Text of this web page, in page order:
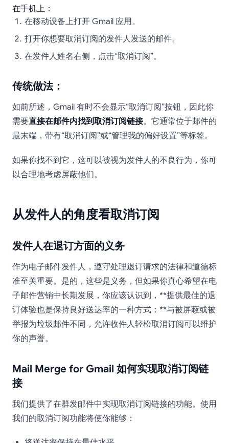
在手机上：
在移动设备上打开 Gmail 应用。
打开你想要取消订阅的发件人发送的邮件。
在发件人姓名右侧，点击“取消订阅”。
传统做法：
如前所述，Gmail 有时不会显示“取消订阅”按钮，因此你
需要直接在邮件内找到取消订阅链接。它通常位于邮件的
最末端，带有“取消订阅”或“管理我的偏好设置”等标签。
如果你找不到它，这可以被视为发件人的不良行为，你可
以合理地考虑屏蔽他们。
从发件人的角度看取消订阅
发件人在退订方面的义务
作为电子邮件发件人，遵守处理退订请求的法律和道德标
准至关重要。是的，这些是义务，但如果你真心希望在电
子邮件营销中长期发展，你应该认识到，**提供最佳的退
订体验也是保持良好送达率的一种方式：**与被屏蔽或被
举报为垃圾邮件不同，允许收件人轻松取消订阅可以维护
你的声誉。
Mail Merge for Gmail 如何实现取消订阅链
接
我们提供了在群发邮件中实现取消订阅链接的功能。使用
我们的取消订阅功能将使你能够：